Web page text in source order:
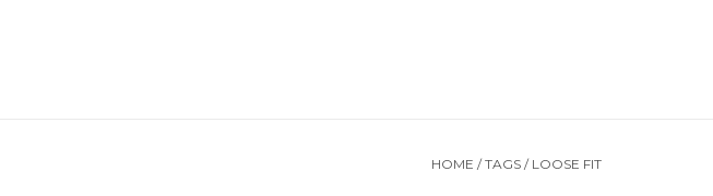
HOME /TAGS / LOOSE FIT